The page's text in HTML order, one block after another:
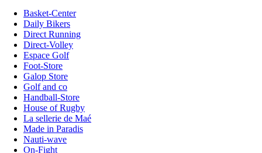
Basket-Center
Daily Bikers
Direct Running
Direct-Volley
Espace Golf
Foot-Store
Galop Store
Golf and co
Handball-Store
House of Rugby
La sellerie de Maé
Made in Paradis
Nauti-wave
On-Fight